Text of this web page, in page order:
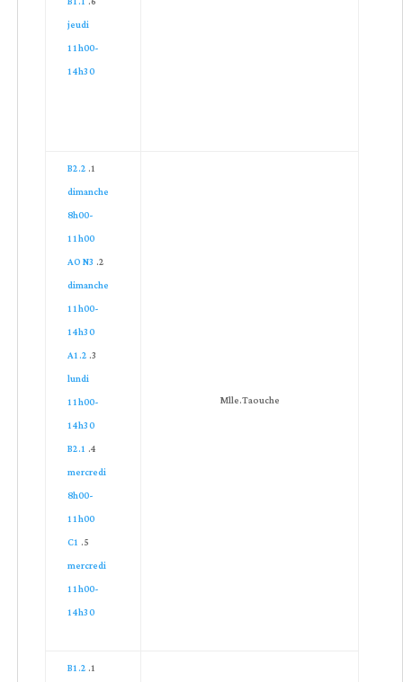
jeudi
11h00-
14h30
Mlle.Taouche
B2.2
dimanche
8h00-
11h00
AO N3
dimanche
11h00-
14h30
A1.2
lundi
11h00-
14h30
B2.1
mercredi
8h00-
11h00
C1
mercredi
11h00-
14h30
B1.2